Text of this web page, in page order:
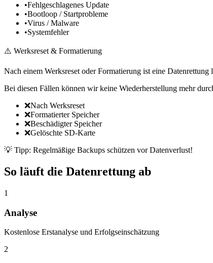
•Fehlgeschlagenes Update
•Bootloop / Startprobleme
•Virus / Malware
•Systemfehler
⚠️ Werksreset & Formatierung
Nach einem Werksreset oder Formatierung ist eine Datenrettung
Bei diesen Fällen können wir keine Wiederherstellung mehr
❌Nach Werksreset
❌Formatierter Speicher
❌Beschädigter Speicher
❌Gelöschte SD-Karte
💡 Tipp: Regelmäßige Backups schützen vor Datenverlust!
So läuft die Datenrettung ab
1
Analyse
Kostenlose Erstanalyse und Erfolgseinschätzung
2